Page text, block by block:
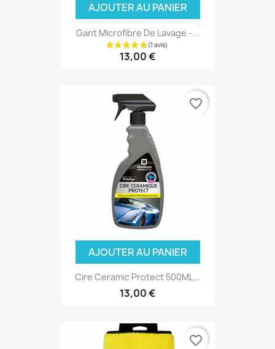
AJOUTER AU PANIER
Gant Microfibre De Lavage -...
13,00 €
AJOUTER AU PANIER
Cire Ceramic Protect 500ML...
13,00 €
favorite_border
favorite_border